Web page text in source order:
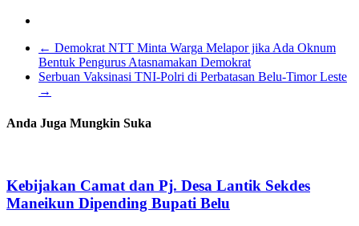
← Demokrat NTT Minta Warga Melapor jika Ada Oknum
Bentuk Pengurus Atasnamakan Demokrat
Serbuan Vaksinasi TNI-Polri di Perbatasan Belu-Timor Leste
→
Anda Juga Mungkin Suka
Kebijakan Camat dan Pj. Desa Lantik Sekdes
Maneikun Dipending Bupati Belu